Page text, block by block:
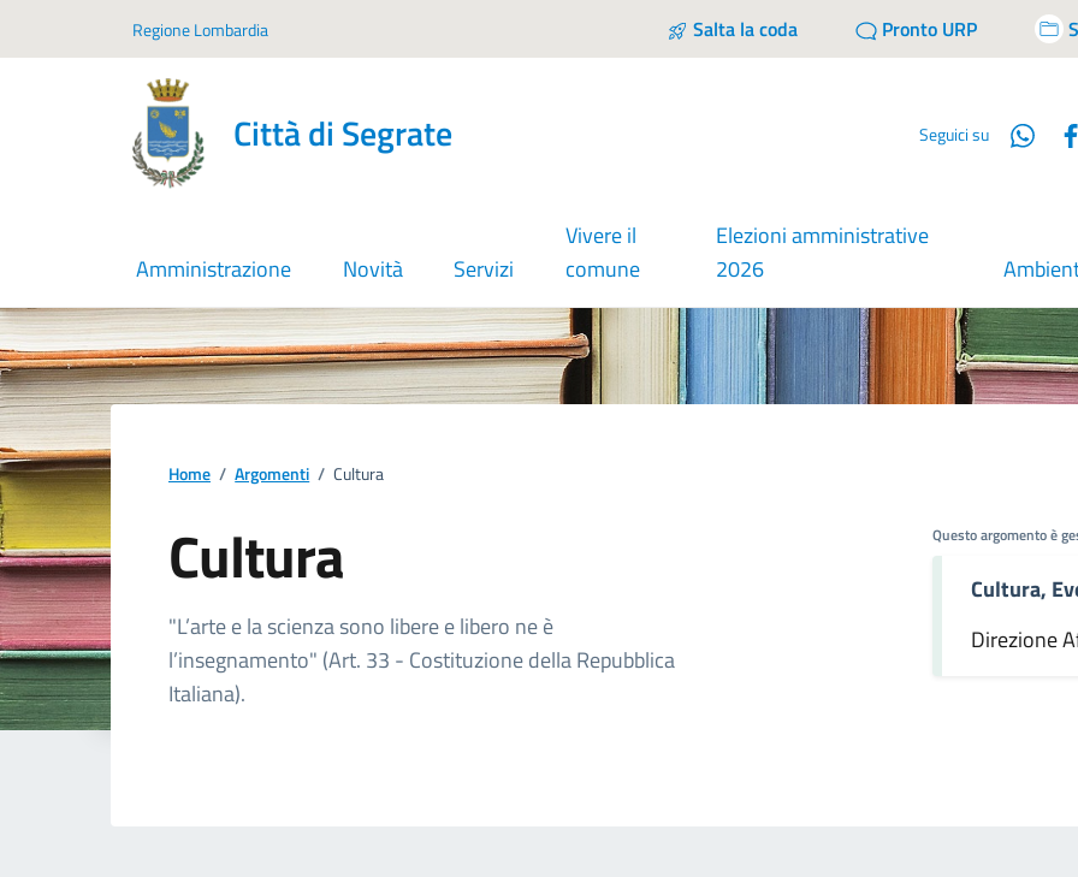
Regione Lombardia Salta la coda Pronto URP
Città di Segrate Seguici su
Amministrazione Novità Servizi
Vivere il
comune
Elezioni amministrative
2026
Home / Argomenti / Cultura
Cultura
Dettagli dell'argomento
"L’arte e la scienza sono libere e libero ne è
l’insegnamento" (Art. 33 - Costituzione della Repubblica
Italiana).
Questo argomento è
Cultura,
Direzione